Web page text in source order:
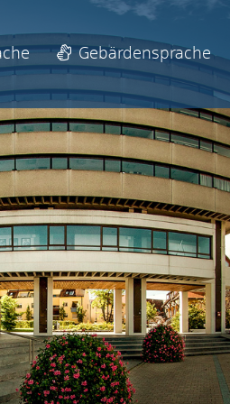
Gebärdensprache